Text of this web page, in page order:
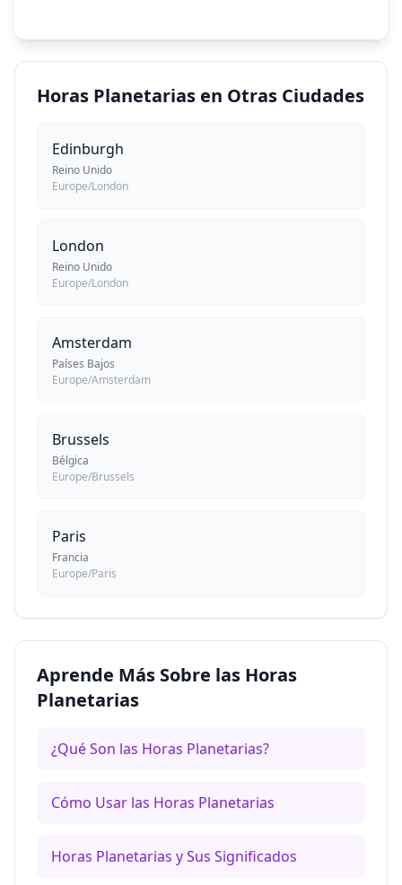
Horas Planetarias en Otras Ciudades
Edinburgh
Reino Unido
Europe/London
London
Reino Unido
Europe/London
Amsterdam
Países Bajos
Europe/Amsterdam
Brussels
Bélgica
Europe/Brussels
Paris
Francia
Europe/Paris
Aprende Más Sobre las Horas
Planetarias
¿Qué Son las Horas Planetarias?
Cómo Usar las Horas Planetarias
Horas Planetarias y Sus Significados